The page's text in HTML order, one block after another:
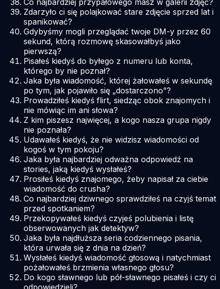
Zdarzyło ci się polajkować stare zdjęcie sprzed lat i
spanikować?
Gdybyśmy mogli przeglądać twoje DM-y przez 60
sekund, którą rozmowę skasowałbyś jako
pierwszą?
Pisałeś kiedyś do byłego z numeru lub konta,
którego by nie poznał?
Jaka była wiadomość, której żałowałeś w sekundę
po tym, jak pojawiło się „dostarczono”?
Prowadziłeś kiedyś flirt, siedząc obok znajomych i
nie mówiąc im ani słowa?
Z kim piszesz najwięcej, a kogo nasza grupa nigdy
nie poznała?
Udawałeś kiedyś, że nie widzisz wiadomości od
kogoś w tym pokoju?
Jaka była najbardziej odważna odpowiedź na
stories, jaką kiedyś wysłałeś?
Prosiłeś kiedyś znajomego, żeby napisał za ciebie
wiadomość do crusha?
Co najbardziej dziwnego sprawdziłeś na czyjś temat
przed spotkaniem?
Przekopywałeś kiedyś czyjeś polubienia i listę
obserwowanych jak detektyw?
Jaka była najdłuższa seria codziennego pisania,
która urwała się z dnia na dzień?
Wysłałeś kiedyś wiadomość głosową i natychmiast
pożałowałeś brzmienia własnego głosu?
Do kogo sławnego lub pół-sławnego pisałeś i czy ci
odpowiedzieli?